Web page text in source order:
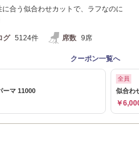
合う似合わせカットで、ラフなのに
グ 5124件 席数 9席
クーポン一覧へ
ーマ 11000
全員
似合わ
￥